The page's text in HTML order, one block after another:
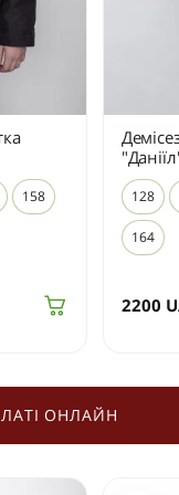
158
2200
128
164
ОНЛАЙН